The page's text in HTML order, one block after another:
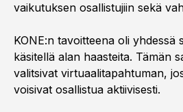
vaikutuksen osallistujiin sekä
KONE:n tavoitteena oli yhdessä
käsitellä alan haasteita. Tämän
valitsivat virtuaalitapahtuman,
voisivat osallistua aktiivisesti.